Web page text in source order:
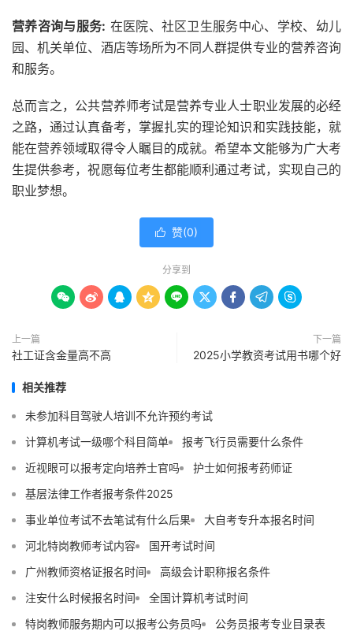
营养咨询与服务: 在医院、社区卫生服务中心、学校、幼儿
园、机关单位、酒店等场所为不同人群提供专业的营养咨询
和服务。
总而言之，公共营养师考试是营养专业人士职业发展的必经
之路，通过认真备考，掌握扎实的理论知识和实践技能，就
能在营养领域取得令人瞩目的成就。希望本文能够为广大考
生提供参考，祝愿每位考生都能顺利通过考试，实现自己的
职业梦想。
 赞(0)
分享到
        
上一篇
社工证含金量高不高
下一篇
2025小学教资考试用书哪个好
相关推荐
未参加科目驾驶人培训不允许预约考试
计算机考试一级哪个科目简单
报考飞行员需要什么条件
近视眼可以报考定向培养士官吗
护士如何报考药师证
基层法律工作者报考条件2025
事业单位考试不去笔试有什么后果
大自考专升本报名时间
河北特岗教师考试内容
国开考试时间
广州教师资格证报名时间
高级会计职称报名条件
注安什么时候报名时间
全国计算机考试时间
特岗教师服务期内可以报考公务员吗
公务员报考专业目录表